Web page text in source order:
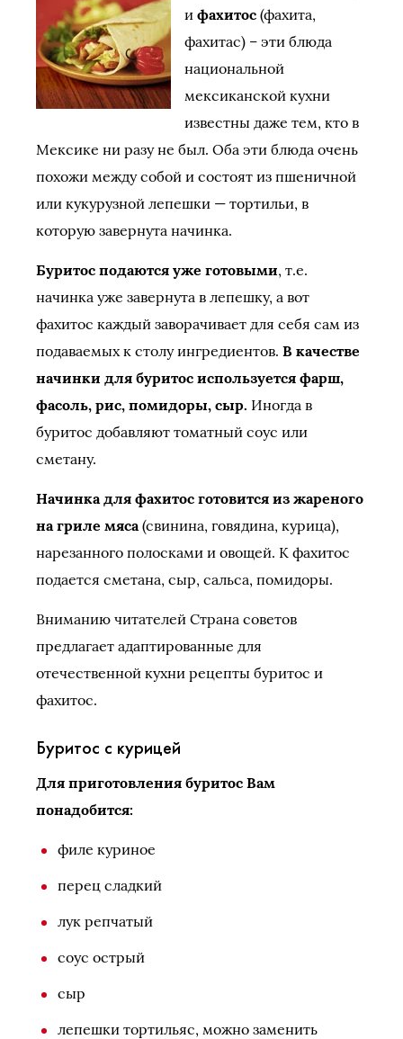
и фахитос (фахита,
фахитас) – эти блюда
национальной
мексиканской кухни
известны даже тем, кто в
Мексике ни разу не был. Оба эти блюда очень
похожи между собой и состоят из пшеничной
или кукурузной лепешки — тортильи, в
которую завернута начинка.
Буритос подаются уже готовыми, т.е.
начинка уже завернута в лепешку, а вот
фахитос каждый заворачивает для себя сам из
подаваемых к столу ингредиентов. В качестве
начинки для буритос используется фарш,
фасоль, рис, помидоры, сыр. Иногда в
буритос добавляют томатный соус или
сметану.
Начинка для фахитос готовится из жареного
на гриле мяса(свинина, говядина, курица),
нарезанного полосками и овощей. К фахитос
подается сметана, сыр, сальса, помидоры.
Вниманию читателей Страна советов
предлагает адаптированные для
отечественной кухни рецепты буритос и
фахитос.
Буритос с курицей
Для приготовления буритос Вам
понадобится:
филе куриное
перец сладкий
лук репчатый
соус острый
сыр
лепешки тортильяс, можно заменить